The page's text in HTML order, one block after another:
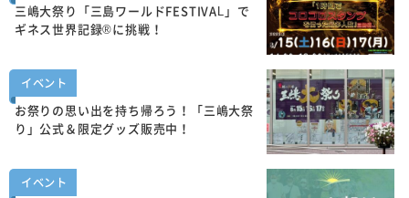
三嶋大祭り「三島ワールドFESTIVAL」で
ギネス世界記録®に挑戦！
イベント
お祭りの思い出を持ち帰ろう！「三嶋大祭
り」公式＆限定グッズ販売中！
イベント